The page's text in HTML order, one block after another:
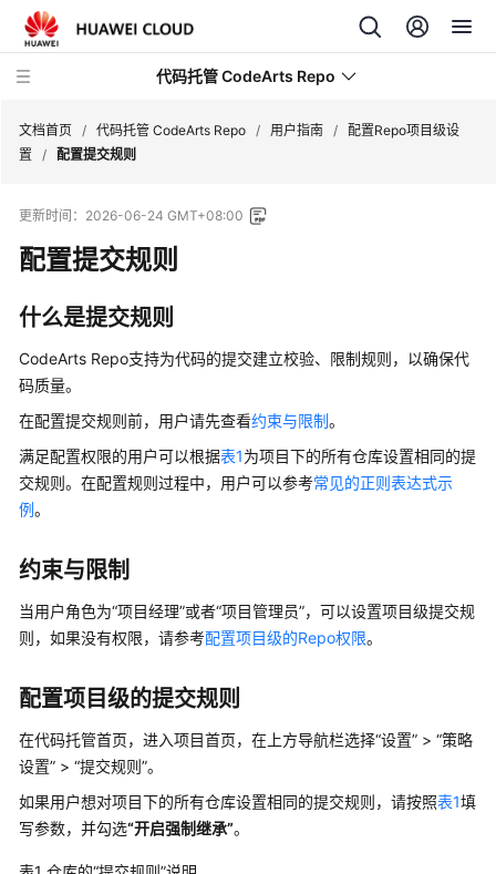
代码托管 CodeArts Repo
新
动
态
服
务
告
产
品
介
计
说
明
快
入
门
用
指
文档首页 / 代码托管 CodeArts Repo / 用户指南 /
配置Repo项目级设
置
/ 配置提交规则
更新时间： 2026-06-24 GMT+08:00
配置提交规则
什么是提交规则
CodeArts Repo支持为代码的提交建立校验、限制规则，以确保代
码质量。
在配置提交规则前，用户请先查看约束与限制。
满足配置权限的用户可以根据表1为项目下的所有仓库设置相同的提
交规则。在配置规则过程中，用户可以参考常见的正则表达式示
例。
约束与限制
当用户角色为“项目经理”或者“项目管理员”，可以设置项目级提交规
则，如果没有权限，请参考配置项目级的Repo权限。
配置项目级的提交规则
在代码托管首页，进入项目首页，在上方导航栏选择“设置” > “策略
设置” > “提交规则”。
如果用户想对项目下的所有仓库设置相同的提交规则，请按照表1填
写参数，并勾选“开启强制继承”。